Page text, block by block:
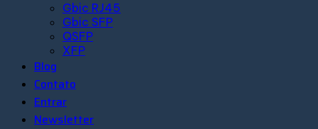
Gbic RJ45
Gbic SFP
QSFP
XFP
Blog
Contato
Entrar
Newsletter